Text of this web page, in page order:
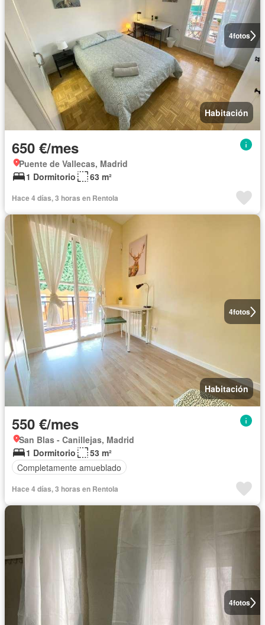
4fotos
Habitación
650 €/mes
Puente de Vallecas, Madrid
1 Dormitorio
63 m²
Hace 4 días, 3 horas en Rentola
4fotos
Habitación
550 €/mes
San Blas - Canillejas, Madrid
1 Dormitorio
53 m²
Completamente amueblado
Hace 4 días, 3 horas en Rentola
4fotos